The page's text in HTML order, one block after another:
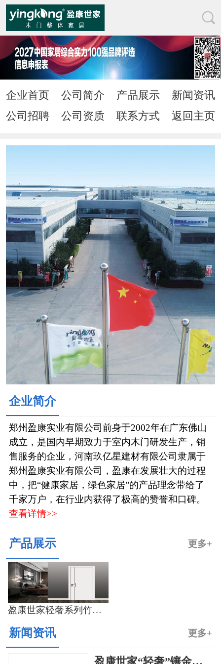
企业首页 公司简介 产品展示
新闻资讯
公司招聘
公司资质 联系方式 返回主页
企业简介
郑州盈康实业有限公司前身于2002年在广东佛山
成立，是国内早期致力于室内木门研发生产，销
售服务的企业，河南玖亿星建材有限公司隶属于
郑州盈康实业有限公司，盈康在发展壮大的过程
中，把“健康家居，绿色家居”的产品理念带给了
千家万户，在行业内获得了极高的赞誉和口碑。
查看详情>>
产品展示 更多+
盈康世家轻奢系列竹木门
新闻资讯 更多+
盈康世家“轻奢”镶金系列新品惊艳上市，开启轻奢生活新格调~